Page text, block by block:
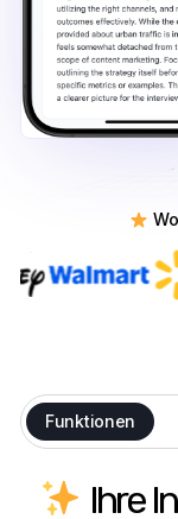
Funktionen
Ihre